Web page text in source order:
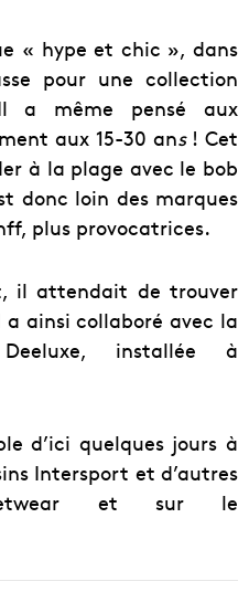
« hype et chic », dans
pour une collection
a même pensé aux
aux 15-30 ans! Cet
à la plage avec le bob
donc loin des marques
plus provocatrices.
il attendait de trouver
ainsi collaboré avec la
installée à
d’ici quelques jours à
Intersport et d’autres
et sur le